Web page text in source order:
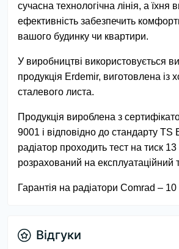
сучасна технологічна лінія, а їхня
ефективність забезпечить
вашого будинку чи квартири.
У виробництві використовується
продукція Erdemir, виготовлена із
сталевого листа.
Продукція вироблена з
9001 і відповідно до стандарту
радіатор проходить тест на тиск 13
розрахований на експлуатаційний
Гарантія на радіатори Comrad – 10
Відгуки